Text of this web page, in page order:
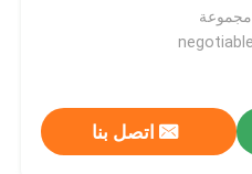
اتصل بنا